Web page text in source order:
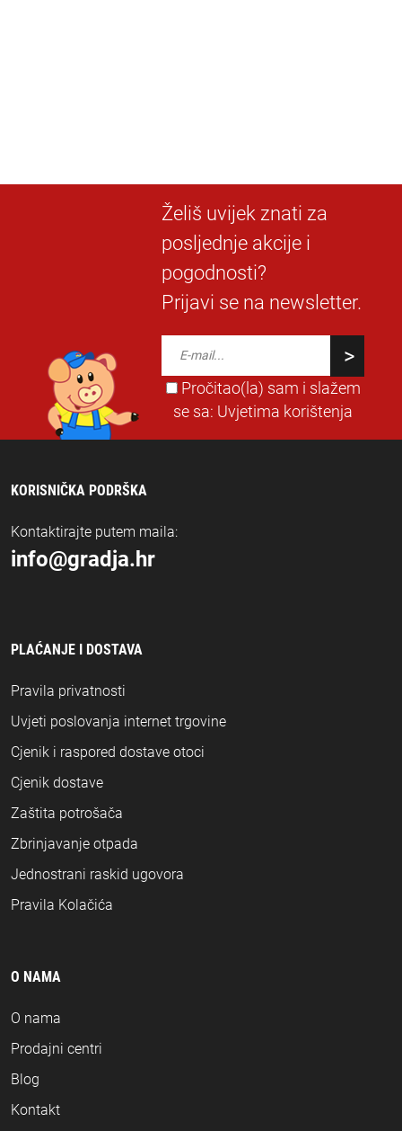
Želiš uvijek znati za
posljednje akcije i
pogodnosti?
Prijavi se na newsletter.
Pročitao(la) sam i slažem
se sa: Uvjetima korištenja
KORISNIČKA PODRŠKA
Kontaktirajte putem maila:
info@gradja.hr
PLAĆANJE I DOSTAVA
Pravila privatnosti
Uvjeti poslovanja internet trgovine
Cjenik i raspored dostave otoci
Cjenik dostave
Zaštita potrošača
Zbrinjavanje otpada
Jednostrani raskid ugovora
Pravila Kolačića
O NAMA
O nama
Prodajni centri
Blog
Kontakt